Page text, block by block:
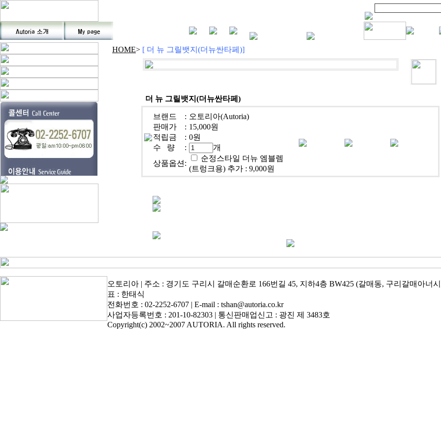
HOME> [ 더 뉴 그릴뱃지(더뉴싼타페)]
더 뉴 그릴뱃지(더뉴싼타페)
브랜드 : 오토리아(Autoria)
판매가
: 15,000원
적립금
: 0원
수 량
:
개
상품옵션 :
순정스타일 더뉴 엠블렘
(트렁크용) 추가 : 9,000원
오토리아 | 주소 : 경기도 구리시 갈매순환로 166번길 45, 지하4층 BW425 (갈매동, 구리갈매아너
표 : 한태식
전화번호 : 02-2252-6707 | E-mail : tshan@autoria.co.kr
사업자등록번호 : 201-10-82303 | 통신판매업신고 : 광진 제 3483호
Copyright(c) 2002~2007 AUTORIA. All rights reserved.